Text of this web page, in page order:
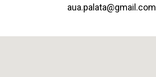
aua.palata@gmail.com